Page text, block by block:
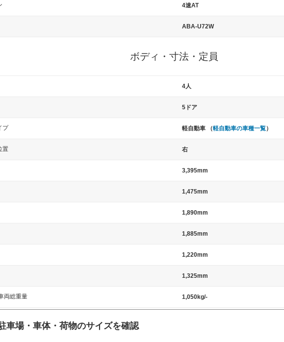
4速AT
ABA-U72W
ボディ・寸法・定員
4人
5ドア
プ 軽自動車 （軽自動車の車種一覧）
置 右
3,395mm
1,475mm
1,890mm
1,885mm
1,220mm
1,325mm
両総重量 1,050kg/-
車場・車体・荷物のサイズを確認